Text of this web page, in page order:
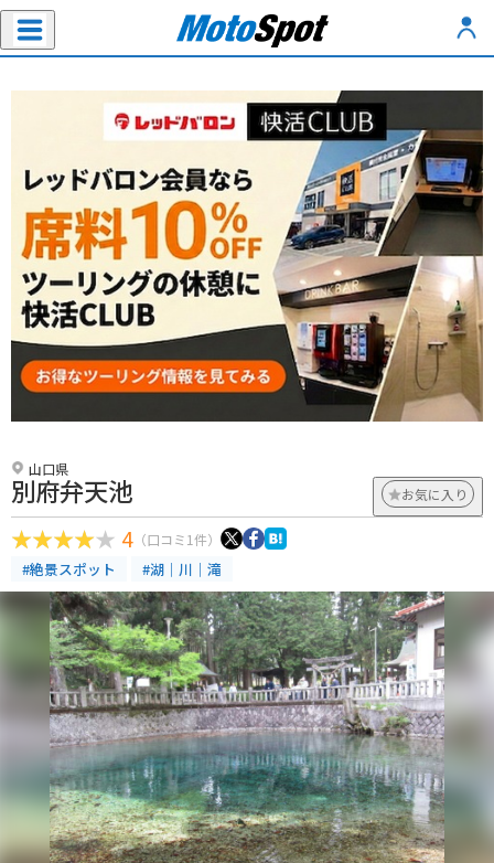
山口県
別府弁天池 お気に入り
4 （口コミ1件）
#絶景スポット #湖｜川｜滝